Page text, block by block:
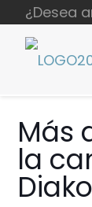
¿Desea
Más
la